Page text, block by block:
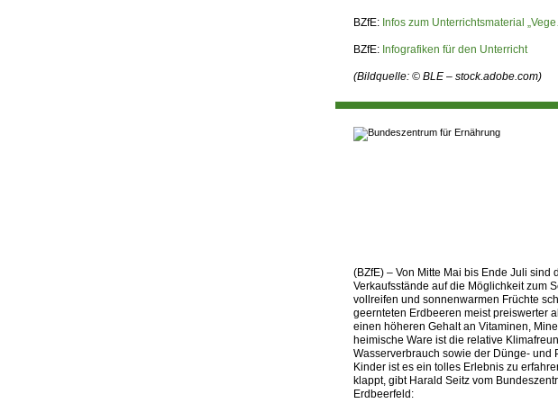
BZfE: Infos zum Unterrichtsmaterial
BZfE: Infografiken für den Unterricht
(Bildquelle: © BLE – stock.adobe.com)
(BZfE) – Von Mitte Mai bis Ende Juli
Verkaufsstände auf die Möglichkeit zum
vollreifen und sonnenwarmen Früchte
geernteten Erdbeeren meist preiswerter
einen höheren Gehalt an Vitaminen,
heimische Ware ist die relative
Wasserverbrauch sowie der Dünge- und
Kinder ist es ein tolles Erlebnis zu
klappt, gibt Harald Seitz vom
Erdbeerfeld: